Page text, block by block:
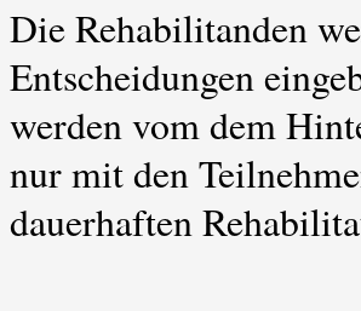
Die Rehabilitanden
Entscheidungen
werden vom dem
nur mit den
dauerhaften